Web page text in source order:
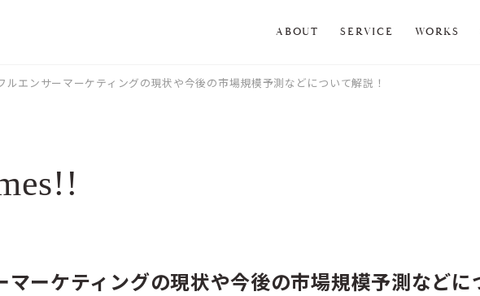
ABOUT SERVICE WORKS
ルエンサーマーケティングの現状や今後の市場規模予測などについて解説！
マーケティングの現状や今後の市場規模予測などに